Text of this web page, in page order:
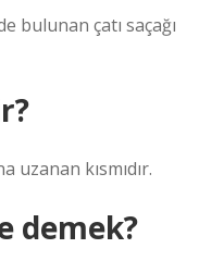
bulunan çatı saçağı
uzanan kısmıdır.
demek?